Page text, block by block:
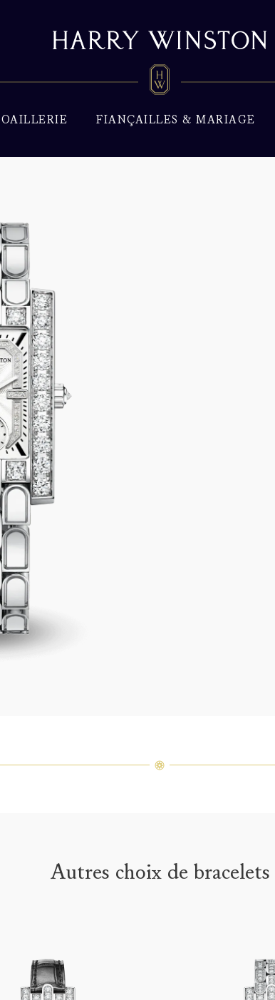
FIANÇAILLES & MARIAGE
Autres choix de bracelets